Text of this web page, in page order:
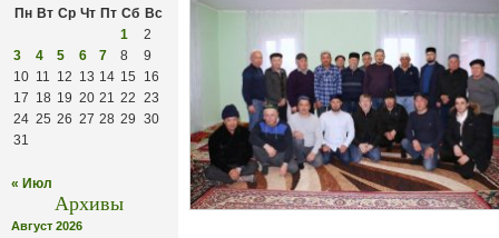
Пн Вт Ср Чт Пт Сб Вс
1
2
3
4 5 6 7 8
9
10 11 12 13 14 15
16
17 18 19 20 21 22 23
24 25 26 27 28 29 30
31
« Июл
Архивы
Август 2026